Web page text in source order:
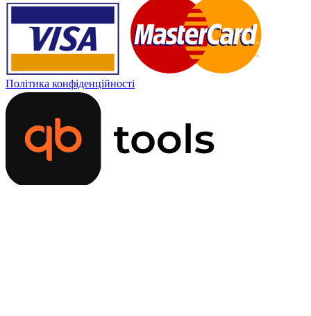
Політика конфіденційності